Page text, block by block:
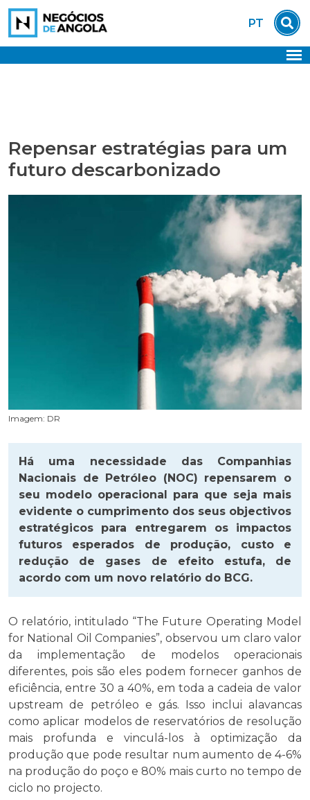
Skip
content
PT
Repensar estratégias para um
futuro descarbonizado
Imagem: DR
Há uma necessidade das Companhias
Nacionais de Petróleo (NOC) repensarem o
seu modelo operacional para que seja mais
evidente o cumprimento dos seus objectivos
estratégicos para entregarem os impactos
futuros esperados de produção, custo e
redução de gases de efeito estufa, de
acordo com um novo relatório do BCG.
O relatório, intitulado “The Future Operating Model
for National Oil Companies”, observou um claro valor
da implementação de modelos operacionais
diferentes, pois são eles podem fornecer ganhos de
eficiência, entre 30 a 40%, em toda a cadeia de valor
upstream de petróleo e gás. Isso inclui alavancas
como aplicar modelos de reservatórios de resolução
mais profunda e vinculá-los à optimização da
produção que pode resultar num aumento de 4-6%
na produção do poço e 80% mais curto no tempo de
ciclo no projecto.